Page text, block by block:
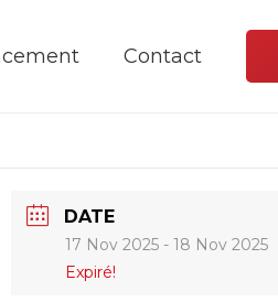
Contact
DATE
17 Nov 2025 - 18 Nov 2025
Expiré!